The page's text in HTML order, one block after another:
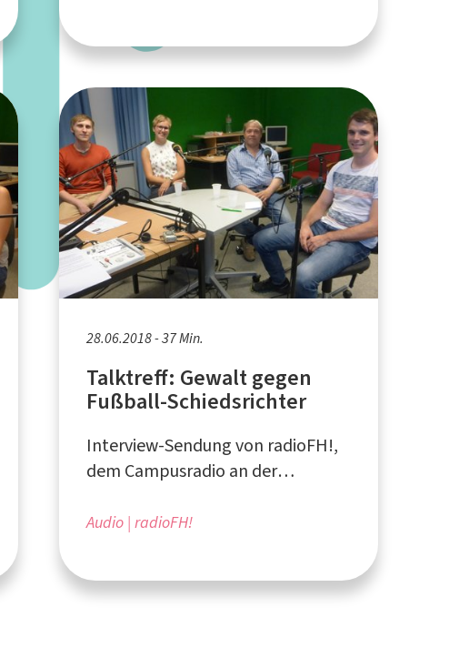
28.06.2018 - 37 Min.
Talktreff: Gewalt gegen
Fußball-Schiedsrichter
Interview-Sendung von radioFH!,
dem Campusradio an der
Audio radioFH!